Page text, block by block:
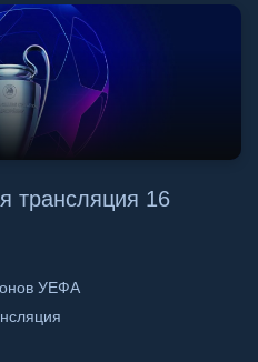
16
УЕФА